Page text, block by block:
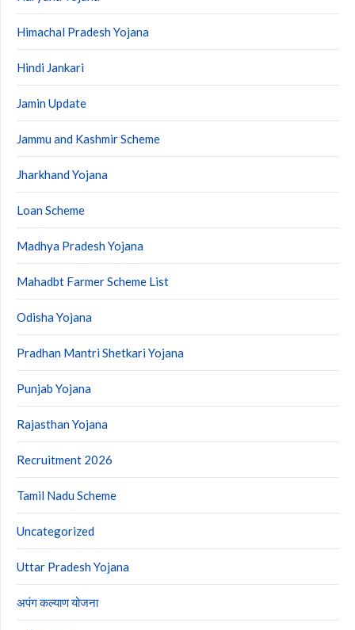
Himachal Pradesh Yojana
Hindi Jankari
Jamin Update
Jammu and Kashmir Scheme
Jharkhand Yojana
Loan Scheme
Madhya Pradesh Yojana
Mahadbt Farmer Scheme List
Odisha Yojana
Pradhan Mantri Shetkari Yojana
Punjab Yojana
Rajasthan Yojana
Recruitment 2026
Tamil Nadu Scheme
Uncategorized
Uttar Pradesh Yojana
अपंग कल्याण योजना